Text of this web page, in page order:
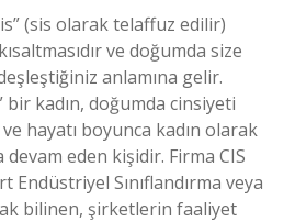
(sis olarak telaffuz edilir)
ve doğumda size
anlamına gelir.
bir kadın, doğumda cinsiyeti
hayatı boyunca kadın olarak
eden kişidir. Firma CIS
Endüstriyel Sınıflandırma veya
bilinen, şirketlerin faaliyet